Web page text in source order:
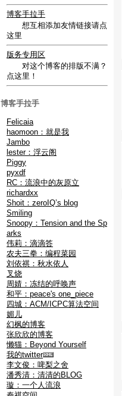
博客手拉手
想互相添加友情链接请点
这里
版务专用区
对这个博客的排版不满？
点这里！
博客手拉手
Felicaia
haomoon：就是我
Jambo
lester：浮云阁
Piggy
pyxdf
RC：流浪中的灰原立
richardxx
Shoit：zeroIQ’s blog
Smiling
Snoopy：Tension and the Sp
arks
伟莉：滴滴答
农夫三拳：编程菜园
刘依祺：秋水依人
叉烧
周婧：冻结的呼唤声
和平：peace's one_piece
四城：ACM/ICPC算法空间
媚儿
幻枫的博客
张欣欣的博客
懒猫：Beyond Yourself
我的twitter
李文俊：啤梨之舍
潘秀清：清清的BLOG
璇：一个人流浪